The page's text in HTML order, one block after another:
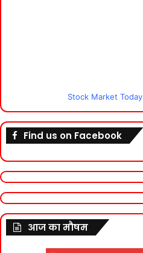
Stock Market Today
Find us on Facebook
आज का मौषम